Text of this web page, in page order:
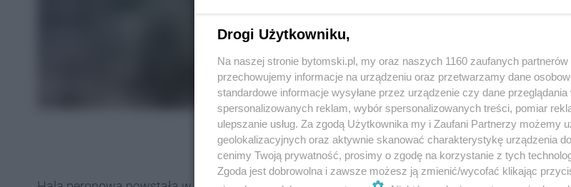
REKLAMA
Drogi Użytkowniku,
Na naszej stronie bytomski.pl, my oraz naszych 1160 zaufanych
przechowujemy informacje na urządzeniu oraz przetwarzamy dane
standardowe informacje wysyłane przez urządzenie czy dane
spersonalizowanych reklam, wybór spersonalizowanych treści, pomiar
ulepszanie usług. Za zgodą Użytkownika my i Zaufani Partnerzy możemy
geolokalizacyjnych oraz aktywnie skanować charakterystykę urządzenia
cenimy Twoją prywatność, prosimy o zgodę na korzystanie z tych
Zgoda jest dobrowolna i zawsze możesz ją zmienić/wycofać klikając